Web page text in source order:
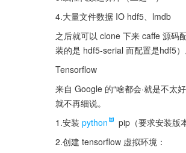
4.大量文件数据 IO hdf5、lmdb
之后就可以 clone 下来 caffe 源码
装的是 hdf5-serial 而配置是hdf5
Tensorflow
来自 Google 的“啥都会·就是不太
就不再细说。
1.安装 python
pip（要求安装版
2.创建 tensorflow 虚拟环境：